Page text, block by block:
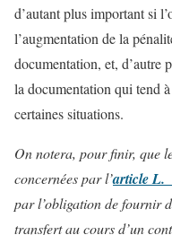
d’autant plus important si
l’augmentation de la
documentation, et, d’autre
la documentation qui tend
certaines situations.
On notera, pour finir, que
concernées par l’article
par l’obligation de fournir
transfert au cours d’un